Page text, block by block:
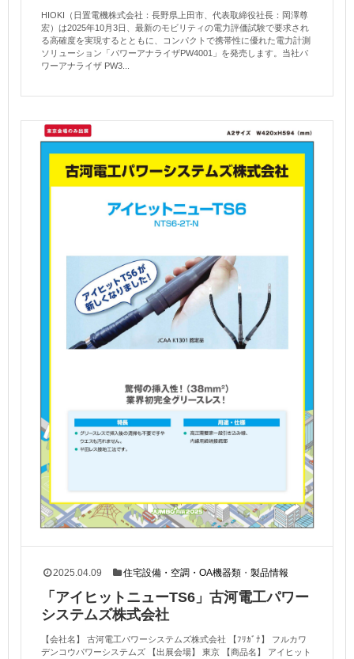
HIOKI（日置電機株式会社：長野県上田市、代表取締役社長：岡澤尊
宏）は2025年10月3日、最新のモビリティの電力評価試験で要求され
る高確度を実現するとともに、コンパクトで携帯性に優れた電力計測
ソリューション「パワーアナライザPW4001」を発売します。当社パ
ワーアナライザ PW3...
2025.04.09 住宅設備・空調・OA機器類 ・製品情報
「アイヒットニューTS6」古河電工パワー
システムズ株式会社
【会社名】 古河電工パワーシステムズ株式会社 【ﾌﾘｶﾞﾅ】 フルカワ
デンコウパワーシステムズ 【出展会場】 東京 【商品名】 アイヒット